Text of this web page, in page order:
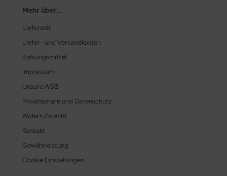
Mehr über...
Lieferzeit
Liefer- und Versandkosten
Zahlungsmittel
Impressum
Unsere AGB
Privatsphäre und Datenschutz
Widerrufsrecht
Kontakt
Gewährleistung
Cookie Einstellungen